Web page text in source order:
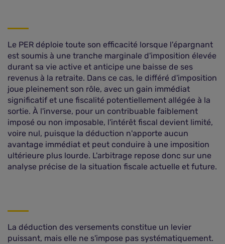
Le PER déploie toute son efficacité lorsque l'épargnant
est soumis à une tranche marginale d'imposition élevée
durant sa vie active et anticipe une baisse de ses
revenus à la retraite. Dans ce cas, le différé d'imposition
joue pleinement son rôle, avec un gain immédiat
significatif et une fiscalité potentiellement allégée à la
sortie. À l'inverse, pour un contribuable faiblement
imposé ou non imposable, l'intérêt fiscal devient limité,
voire nul, puisque la déduction n'apporte aucun
avantage immédiat et peut conduire à une imposition
ultérieure plus lourde. L'arbitrage repose donc sur une
analyse précise de la situation fiscale actuelle et future.
La déduction des versements constitue un levier
puissant, mais elle ne s'impose pas systématiquement.